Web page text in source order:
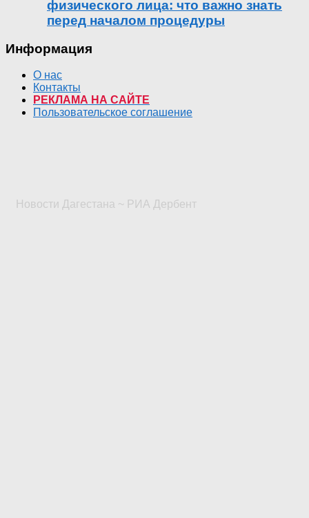
физического лица: что важно знать
перед началом процедуры
Информация
О нас
Контакты
РЕКЛАМА НА САЙТЕ
Пользовательское соглашение
Новости Дагестана ~ РИА Дербент